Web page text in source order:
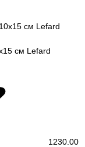
см Lefard
1230.00